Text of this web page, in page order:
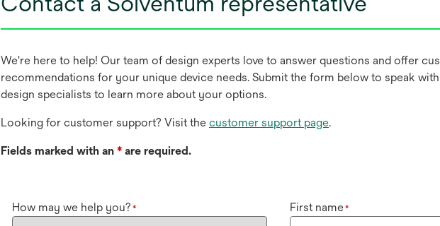
We're here to help! Our team of design experts love to answer questions and offer
recommendations for your unique device needs. Submit the form below to speak
design specialists to learn more about your options.
Looking for customer support? Visit the customer support page.
Fields marked with an * are required.
How may we help you? * First name*